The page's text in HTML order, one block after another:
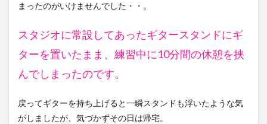
まったのがいけませんでした・・。
スタジオに常設してあったギタースタンドにギ
ターを置いたまま、練習中に10分間の休憩を挟
んでしまったのです。
戻ってギターを持ち上げると一瞬スタンドも浮いたような気
がしましたが、気づかずその日は帰宅。